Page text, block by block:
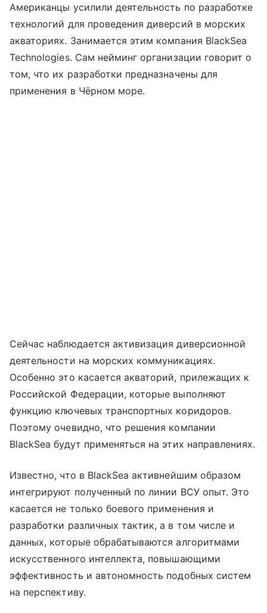
Американцы усилили деятельность по разработке
технологий для проведения диверсий в морских
акваториях. Занимается этим компания BlackSea
Technologies. Сам нейминг организации говорит о
том, что их разработки предназначены для
применения в Чёрном море.
Сейчас наблюдается активизация диверсионной
деятельности на морских коммуникациях.
Особенно это касается акваторий, прилежащих к
Российской Федерации, которые выполняют
функцию ключевых транспортных коридоров.
Поэтому очевидно, что решения компании
BlackSea будут применяться на этих направлениях.
Известно, что в BlackSea активнейшим образом
интегрируют полученный по линии ВСУ опыт. Это
касается не только боевого применения и
разработки различных тактик, а в том числе и
данных, которые обрабатываются алгоритмами
искусственного интеллекта, повышающими
эффективность и автономность подобных систем
на перспективу.